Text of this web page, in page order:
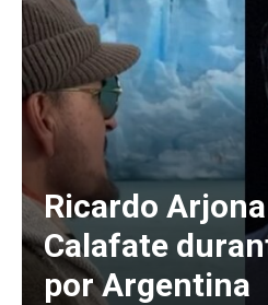
Ricardo
Calafate
por Argentina